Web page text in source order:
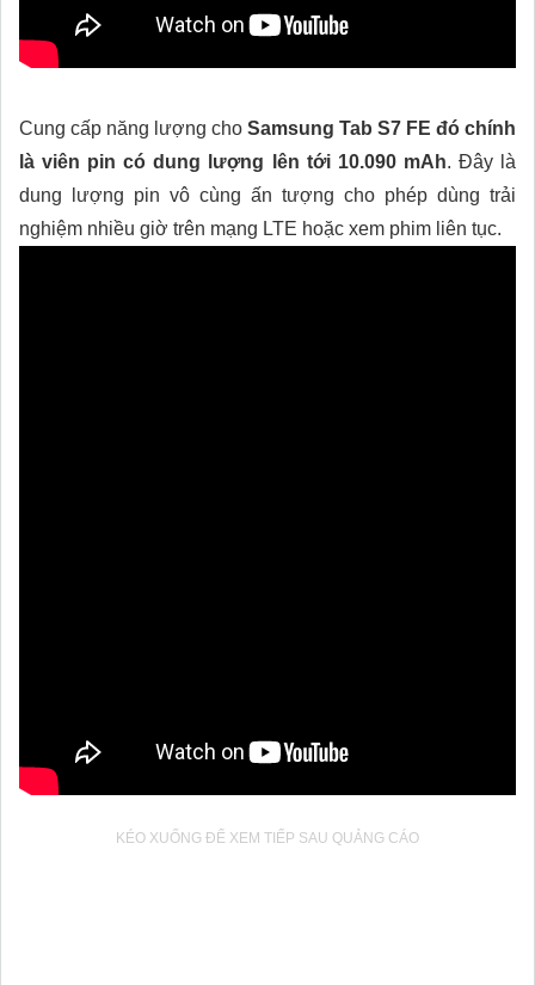
Cung cấp năng lượng cho Samsung Tab S7 FE đó chính
là viên pin có dung lượng lên tới 10.090 mAh. Đây là
dung lượng pin vô cùng ấn tượng cho phép dùng trải
nghiệm nhiều giờ trên mạng LTE hoặc xem phim liên tục.